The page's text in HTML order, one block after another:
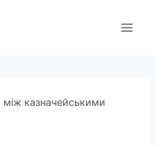
між казначейськими